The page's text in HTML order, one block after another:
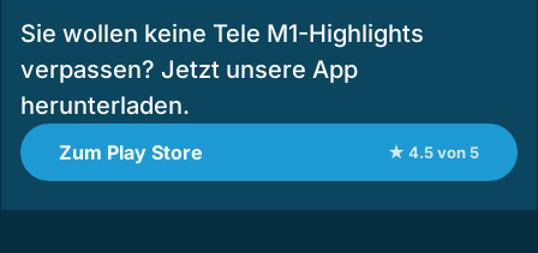
Sie wollen keine Tele M1-Highlights
verpassen? Jetzt unsere App
herunterladen.
Zum Play Store ★ 4.5 von 5